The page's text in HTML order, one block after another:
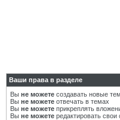
Ваши права в разделе
Вы не можете создавать новые
Вы не можете отвечать в темах
Вы не можете прикреплять
Вы не можете редактировать